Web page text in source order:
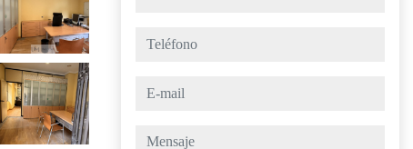
teléfono
e-mail
mensaje